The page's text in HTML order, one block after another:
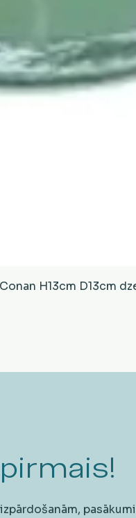
H13cm D13cm